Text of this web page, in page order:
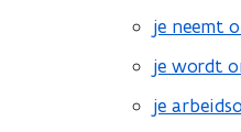
je neemt
je wordt
je